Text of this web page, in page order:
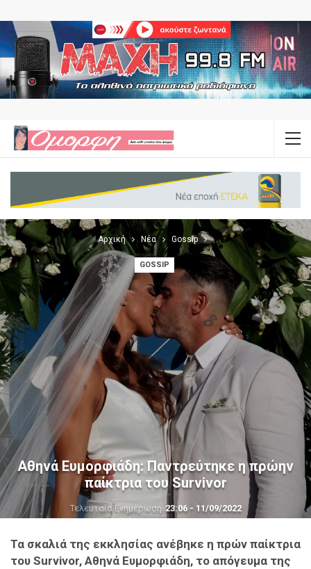
Αρχική Νέα Gossip
GOSSIP
Αθηνά Ευμορφιάδη: Παντρεύτηκε η πρώην
παίκτρια του Survivor
Τελευταία Ενημέρωση 23:06 - 11/09/2022
Τα σκαλιά της εκκλησίας ανέβηκε η πρών παίκτρια
του Survivor, Αθηνά Ευμορφιάδη, το απόγευμα της